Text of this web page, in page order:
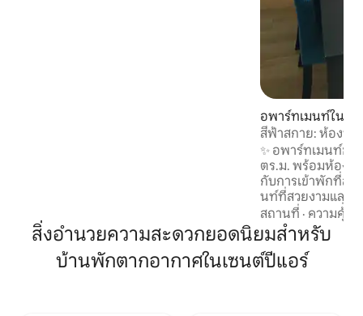
อพาร์ทเมนท์ใน เบ
สีฟ้าสกาย: ห้องพัก
และสว่างไสว มี 2
✨ อพาร์ทเมนท์ขน
ตร.ม. พร้อมห้องนอน 2 ห้
กับการเข้าพักที่สะ
นท์ที่สวยงามและก
เล่นขนาดใหญ่ที่เ
เล่นที่อบอุ่นและห้อ
อุปกรณ์ครบครัน ทำเลยอดเยี่ยม: 🚋 เดิน
เพียง 5 นาทีจากร
ใจกลางเมืองใน 15 นาที) เดิน 5 🎶
สถานที่ · ความคุ้ม
สิ่งอำนวยความสะดวกยอดนิยมสำหรับ
บ้านพักตากอากาศในเซนต์ปีแอร์